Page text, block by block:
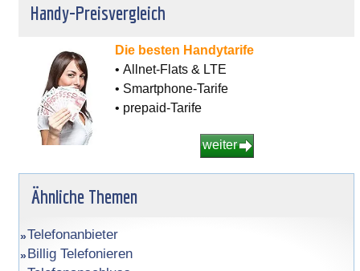
Handy-Preisvergleich
Die besten Handytarife
• Allnet-Flats & LTE
• Smartphone-Tarife
• prepaid-Tarife
weiter
Ähnliche Themen
Telefonanbieter
Billig Telefonieren